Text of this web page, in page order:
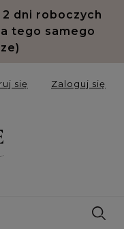
dni roboczych
tego samego
się Zaloguj się